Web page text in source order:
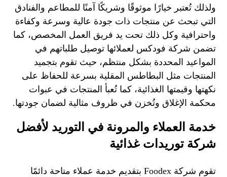
ولذلك تُعتبر خيارًا موثوقًا وشريكًا آمنًا للمطاعم والفنادق
التي تبحث عن منتجات ذات جودة عالية وسرعة وكفاءة
واحترافية وكل ذلك تحت يد فريق العمل المخصص، كما
تضمن شركة فودكس لعملائها توصيل طلباتهم في
المواعيد المحددة بشكل منتظم، حيث تقوم بتجميد
المنتجات مثل البطاطس المقلية بسرعة للحفاظ على
نكهتها وقيمتها الغذائية، كما تُعبأ المنتجات في عبوات
محكمة الإغلاق وتُخزن في ظروف مثالية لضمان جودتها.
خدمة العملاء والمرونة في التوريد لأفضل
شركة توريدات غذائية
تقوم شركة Foodex بتقديم خدمة عملاء متاحة دائمًا